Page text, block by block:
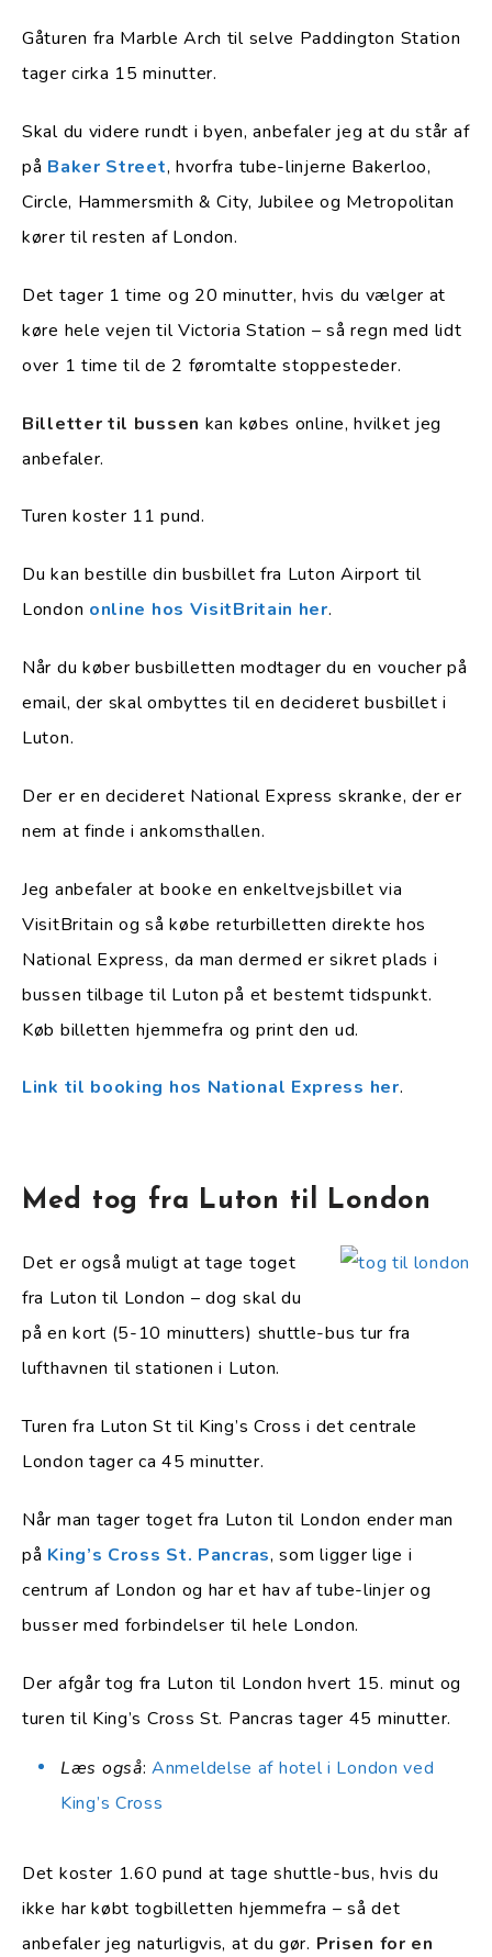
Gåturen fra Marble Arch til selve Paddington Station
tager cirka 15 minutter.
Skal du videre rundt i byen, anbefaler jeg at du står af
på Baker Street, hvorfra tube-linjerne Bakerloo,
Circle, Hammersmith & City, Jubilee og Metropolitan
kører til resten af London.
Det tager 1 time og 20 minutter, hvis du vælger at
køre hele vejen til Victoria Station – så regn med lidt
over 1 time til de 2 føromtalte stoppesteder.
Billetter til bussen kan købes online, hvilket jeg
anbefaler.
Turen koster 11 pund.
Du kan bestille din busbillet fra Luton Airport til
London online hos VisitBritain her.
Når du køber busbilletten modtager du en voucher på
email, der skal ombyttes til en decideret busbillet i
Luton.
Der er en decideret National Express skranke, der er
nem at finde i ankomsthallen.
Jeg anbefaler at booke en enkeltvejsbillet via
VisitBritain og så købe returbilletten direkte hos
National Express, da man dermed er sikret plads i
bussen tilbage til Luton på et bestemt tidspunkt.
Køb billetten hjemmefra og print den ud.
Link til booking hos National Express her.
Med tog fra Luton til London
Det er også muligt at tage toget
fra Luton til London – dog skal du
på en kort (5-10 minutters) shuttle-bus tur fra
lufthavnen til stationen i Luton.
Turen fra Luton St til King’s Cross i det centrale
London tager ca 45 minutter.
Når man tager toget fra Luton til London ender man
på King’s Cross St. Pancras, som ligger lige i
centrum af London og har et hav af tube-linjer og
busser med forbindelser til hele London.
Der afgår tog fra Luton til London hvert 15. minut og
turen til King’s Cross St. Pancras tager 45 minutter.
Læs også:Anmeldelse af hotel i London ved
King’s Cross
Det koster 1.60 pund at tage shuttle-bus, hvis du
ikke har købt togbilletten hjemmefra – så det
anbefaler jeg naturligvis, at du gør. Prisen for en